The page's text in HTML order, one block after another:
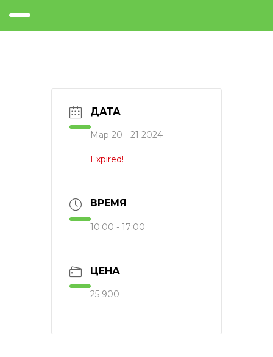
ДАТА
Мар 20 - 21 2024
Expired!
ВРЕМЯ
10:00 - 17:00
ЦЕНА
25 900